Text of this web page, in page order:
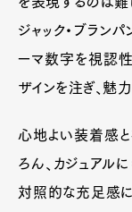
ジャック・ブラン
ーマ数字を視認
ザインを注ぎ、魅
心地よい装着感と
ろん、カジュアル
対照的な充足感